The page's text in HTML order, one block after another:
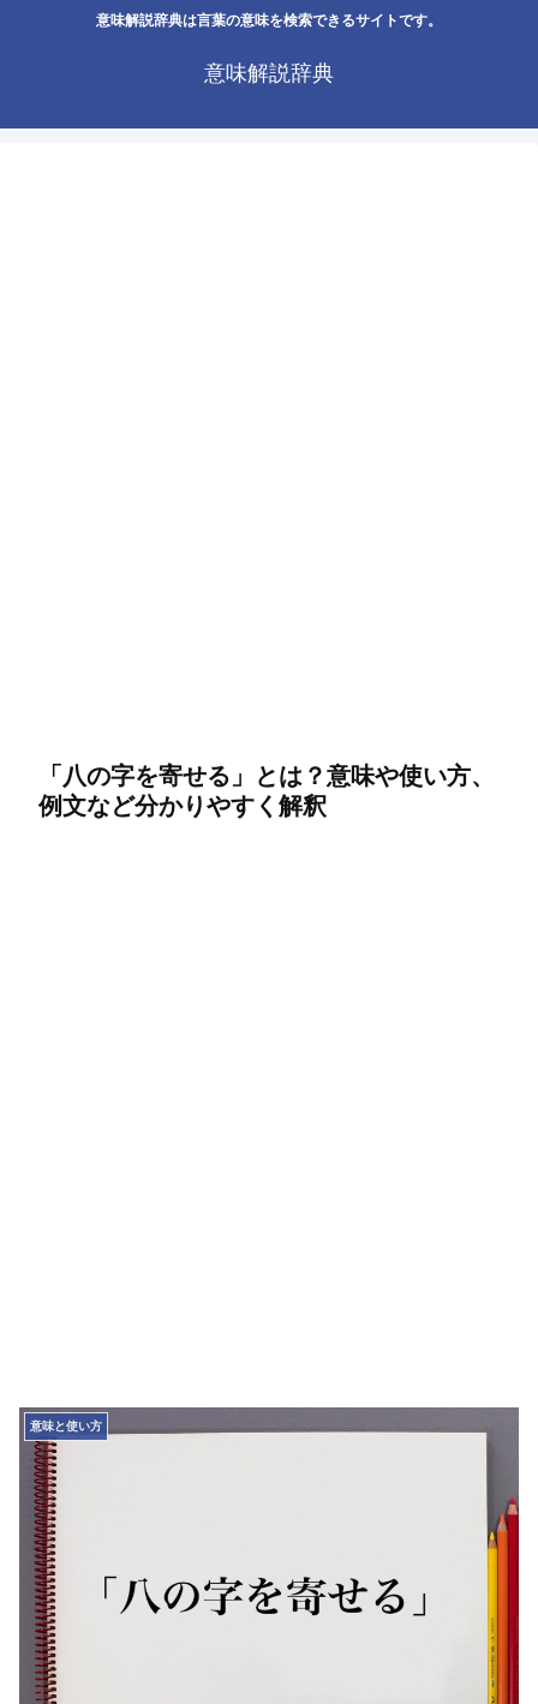
意味解説辞典は言葉の意味を検索できるサイトです。
意味解説辞典
「八の字を寄せる」とは？意味や使い方、
例文など分かりやすく解釈
意味と使い方